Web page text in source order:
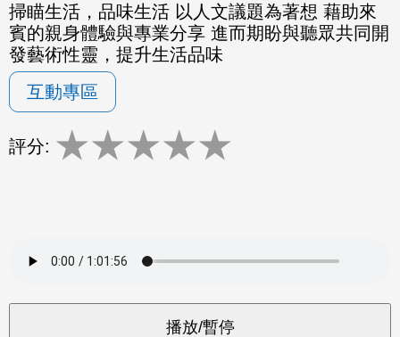
掃瞄生活，品味生活 以人文議題為著想 藉助來
賓的親身體驗與專業分享 進而期盼與聽眾共同開
發藝術性靈，提升生活品味
互動專區
評分: ★★★★★